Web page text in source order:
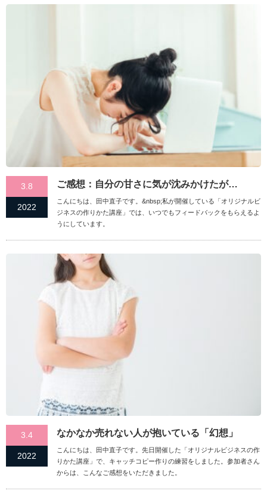
3.8
2022
ご感想：自分の甘さに気が沈みかけたが…
こんにちは、田中直子です。&nbsp;私が開催している「オリジナルビ
ジネスの作りかた講座」では、いつでもフィードバックをもらえるよ
うにしています。
3.4
2022
なかなか売れない人が抱いている「幻想」
こんにちは、田中直子です。先日開催した「オリジナルビジネスの作
りかた講座」で、キャッチコピー作りの練習をしました。参加者さん
からは、こんなご感想をいただきました。